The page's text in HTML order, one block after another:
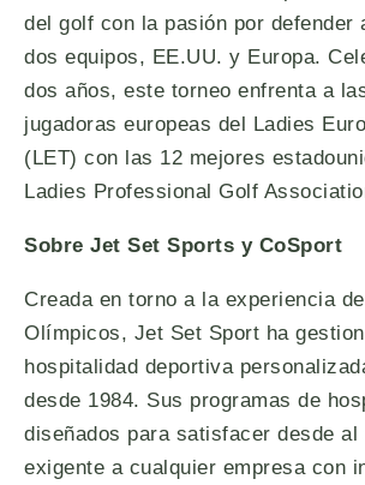
del golf con la pasión por defender
dos equipos, EE.UU. y Europa.
dos años, este torneo enfrenta a
jugadoras europeas del Ladies
(LET) con las 12 mejores
Ladies Professional Golf
Sobre Jet Set Sports y CoSport
Creada en torno a la experiencia
Olímpicos, Jet Set Sport ha
hospitalidad deportiva
desde 1984. Sus programas de
diseñados para satisfacer desde al
exigente a cualquier empresa con